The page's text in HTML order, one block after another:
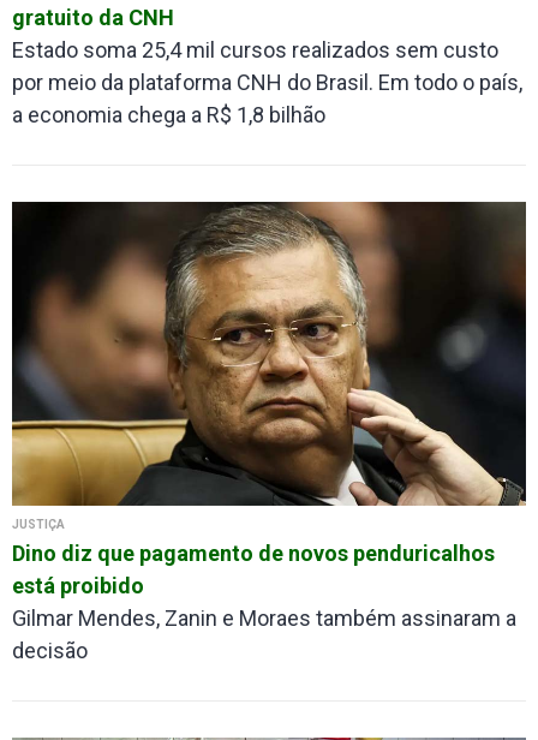
gratuito da CNH
Estado soma 25,4 mil cursos realizados sem custo
por meio da plataforma CNH do Brasil. Em todo o país,
a economia chega a R$ 1,8 bilhão
JUSTIÇA
Dino diz que pagamento de novos penduricalhos
está proibido
Gilmar Mendes, Zanin e Moraes também assinaram a
decisão